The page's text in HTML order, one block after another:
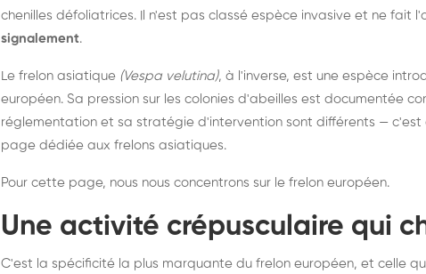
chenilles défoliatrices. Il n'est pas classé espèce invasive et ne fait
signalement.
Le frelon asiatique (Vespa velutina), à l'inverse, est une espèce
européen. Sa pression sur les colonies d'abeilles est documentée
réglementation et sa stratégie d'intervention sont différents — c'est
page dédiée aux frelons asiatiques.
Pour cette page, nous nous concentrons sur le frelon européen.
Une activité crépusculaire qui
C'est la spécificité la plus marquante du frelon européen, et celle